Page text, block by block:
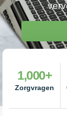
Zorgvragen
1,000+